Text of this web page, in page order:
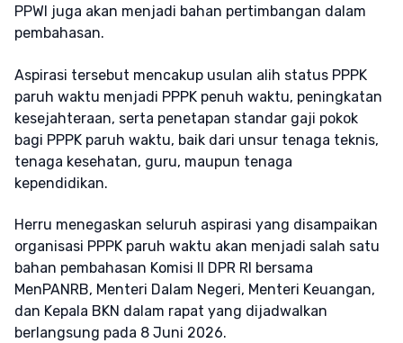
PPWI juga akan menjadi bahan pertimbangan dalam
pembahasan.
Aspirasi tersebut mencakup usulan alih status PPPK
paruh waktu menjadi PPPK penuh waktu, peningkatan
kesejahteraan, serta penetapan standar gaji pokok
bagi PPPK paruh waktu, baik dari unsur tenaga teknis,
tenaga kesehatan, guru, maupun tenaga
kependidikan.
Herru menegaskan seluruh aspirasi yang disampaikan
organisasi PPPK paruh waktu akan menjadi salah satu
bahan pembahasan Komisi II DPR RI bersama
MenPANRB, Menteri Dalam Negeri, Menteri Keuangan,
dan Kepala BKN dalam rapat yang dijadwalkan
berlangsung pada 8 Juni 2026.